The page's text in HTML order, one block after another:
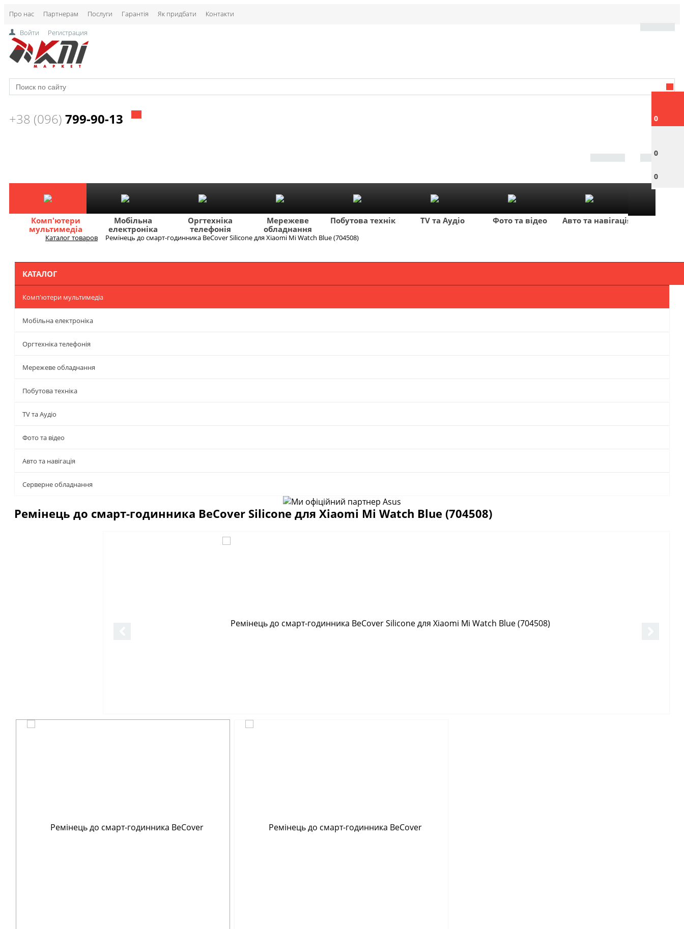
Про нас Партнерам Послуги Гарантія Як придбати Контакти
0
0
0
Войти Регистрация
+38 (096) 799-90-13
Комп'ютери
мультимедіа
Мобільна
електроніка
Оргтехніка
телефонія
Мережеве
обладнання
Побутова техніка TV та Аудіо Фото та відео Авто та навігація
Каталог товаров Ремінець до смарт-годинника BeCover Silicone для Xiaomi Mi Watch Blue (704508)
КАТАЛОГ
Комп'ютери мультимедіа
Мобільна електроніка
Оргтехніка телефонія
Мережеве обладнання
Побутова техніка
TV та Аудіо
Фото та відео
Авто та навігація
Серверне обладнання
Ремінець до смарт-годинника BeCover Silicone для Xiaomi Mi Watch Blue (704508)